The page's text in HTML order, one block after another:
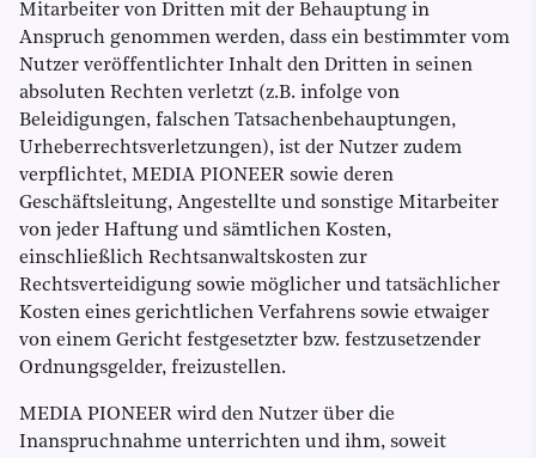
Mitarbeiter von Dritten mit der Behauptung in
Anspruch genommen werden, dass ein bestimmter vom
Nutzer veröffentlichter Inhalt den Dritten in seinen
absoluten Rechten verletzt (z.B. infolge von
Beleidigungen, falschen Tatsachenbehauptungen,
Urheberrechtsverletzungen), ist der Nutzer zudem
verpflichtet, MEDIA PIONEER sowie deren
Geschäftsleitung, Angestellte und sonstige Mitarbeiter
von jeder Haftung und sämtlichen Kosten,
einschließlich Rechtsanwaltskosten zur
Rechtsverteidigung sowie möglicher und tatsächlicher
Kosten eines gerichtlichen Verfahrens sowie etwaiger
von einem Gericht festgesetzter bzw. festzusetzender
Ordnungsgelder, freizustellen.
MEDIA PIONEER wird den Nutzer über die
Inanspruchnahme unterrichten und ihm, soweit